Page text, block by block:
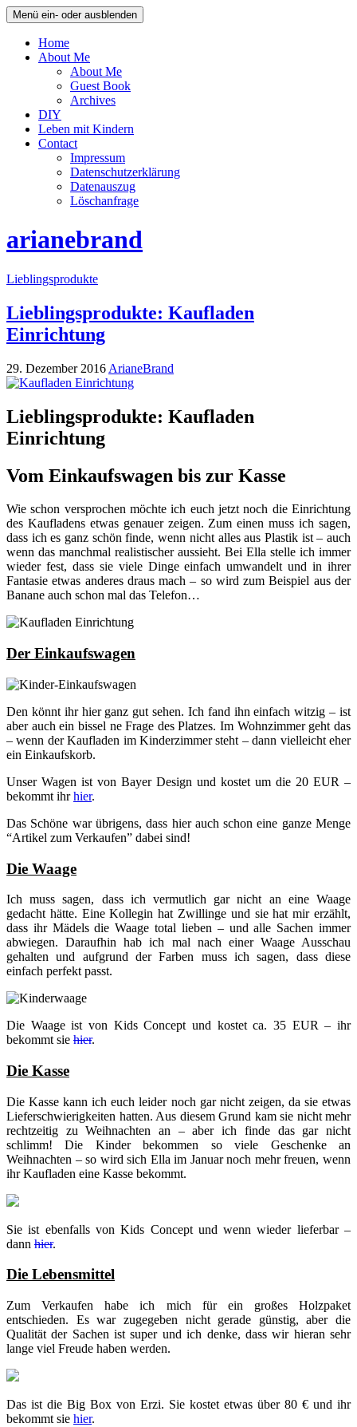
Menü ein- oder ausblenden
Home
About Me
About Me
Guest Book
Archives
DIY
Leben mit Kindern
Contact
Impressum
Datenschutzerklärung
Datenauszug
Löschanfrage
arianebrand
Lieblingsprodukte
Lieblingsprodukte: Kaufladen
Einrichtung
29. Dezember 2016 ArianeBrand
Lieblingsprodukte: Kaufladen
Einrichtung
Vom Einkaufswagen bis zur Kasse
Wie schon versprochen möchte ich euch jetzt noch die Einrichtung
des Kaufladens etwas genauer zeigen. Zum einen muss ich sagen,
dass ich es ganz schön finde, wenn nicht alles aus Plastik ist – auch
wenn das manchmal realistischer aussieht. Bei Ella stelle ich immer
wieder fest, dass sie viele Dinge einfach umwandelt und in ihrer
Fantasie etwas anderes draus mach – so wird zum Beispiel aus der
Banane auch schon mal das Telefon…
Der Einkaufswagen
Den könnt ihr hier ganz gut sehen. Ich fand ihn einfach witzig – ist
aber auch ein bissel ne Frage des Platzes. Im Wohnzimmer geht das
– wenn der Kaufladen im Kinderzimmer steht – dann vielleicht eher
ein Einkaufskorb.
Unser Wagen ist von Bayer Design und kostet um die 20 EUR –
bekommt ihrhier.
Das Schöne war übrigens, dass hier auch schon eine ganze Menge
“Artikel zum Verkaufen” dabei sind!
Die Waage
Ich muss sagen, dass ich vermutlich gar nicht an eine Waage
gedacht hätte. Eine Kollegin hat Zwillinge und sie hat mir erzählt,
dass ihr Mädels die Waage total lieben – und alle Sachen immer
abwiegen. Daraufhin hab ich mal nach einer Waage Ausschau
gehalten und aufgrund der Farben muss ich sagen, dass diese
einfach perfekt passt.
Die Waage ist von Kids Concept und kostet ca. 35 EUR – ihr
bekommt sie hier.
Die Kasse
Die Kasse kann ich euch leider noch gar nicht zeigen, da sie etwas
Lieferschwierigkeiten hatten. Aus diesem Grund kam sie nicht mehr
rechtzeitig zu Weihnachten an – aber ich finde das gar nicht
schlimm! Die Kinder bekommen so viele Geschenke an
Weihnachten – so wird sich Ella im Januar noch mehr freuen, wenn
ihr Kaufladen eine Kasse bekommt.
Sie ist ebenfalls von Kids Concept und wenn wieder lieferbar –
dann hier.
Die Lebensmittel
Zum Verkaufen habe ich mich für ein großes Holzpaket
entschieden. Es war zugegeben nicht gerade günstig, aber die
Qualität der Sachen ist super und ich denke, dass wir hieran sehr
lange viel Freude haben werden.
Das ist die Big Box von Erzi. Sie kostet etwas über 80 € und ihr
bekommt sie hier.